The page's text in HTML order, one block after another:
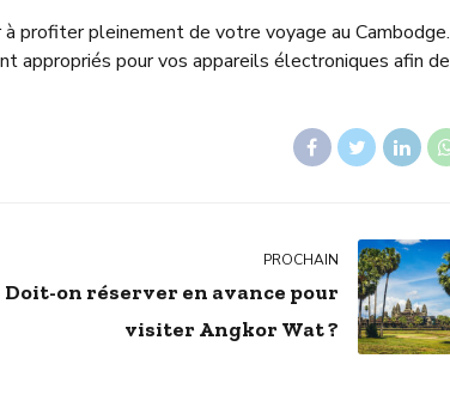
profiter pleinement de votre voyage au Cambodge.
appropriés pour vos appareils électroniques afin de
PROCHAIN
Doit-on réserver en avance pour
visiter Angkor Wat ?